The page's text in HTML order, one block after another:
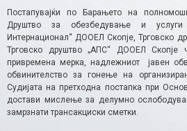
Постапувајќи по Барањето на
Друштво за обезбедување и услуги
Интернационал“ ДООЕЛ Скопје, Трговско
Трговско друштво „АПС“ ДООЕЛ
привремена мерка, надлежниот јавен
обвинителство за гонење на
Судијата на претходна постапка при
достави мислење за делумно
замрзнати трансакциски сметки.